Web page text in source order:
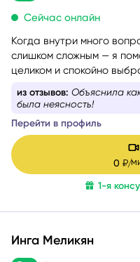
Сейчас онлайн
Когда внутри много
слишком сложным — я
целиком и спокойно
помогая людям
из отзывов: Объяснила
была неясность!
Перейти в профиль
0 ₽/
1-я
Инга Меликян